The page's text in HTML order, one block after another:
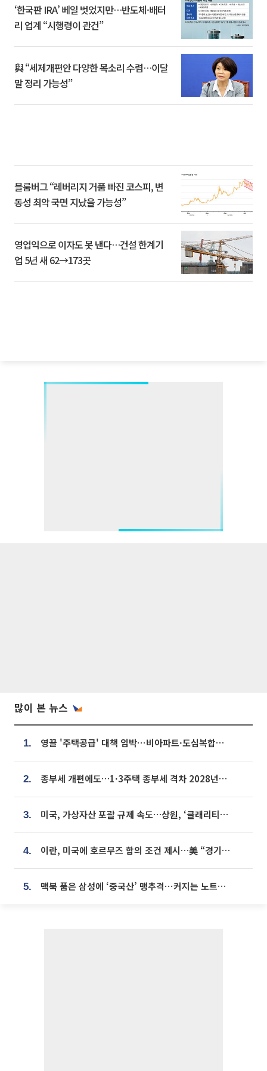
‘한국판 IRA’ 베일 벗었지만…반도체·배터
리 업계 “시행령이 관건”
與 “세제개편안 다양한 목소리 수렴…이달
말 정리 가능성”
블룸버그 “레버리지 거품 빠진 코스피, 변
동성 최악 국면 지났을 가능성”
영업익으로 이자도 못 낸다…건설 한계기
업 5년 새 62→173곳
많이 본 뉴스
1. 영끌 '주택공급' 대책 임박⋯비아파트·도심복합까지 총동원
2. 종부세 개편에도…1·3주택 종부세 격차 2028년부터 확대
3. 미국, 가상자산 포괄 규제 속도…상원, ‘클래리티법’ 9월 절차투표 추진
4. 이란, 미국에 호르무즈 합의 조건 제시…美 “경기 아직 안 끝나” [종합]
5. 맥북 품은 삼성에 ‘중국산’ 맹추격⋯커지는 노트북 OLED 시장